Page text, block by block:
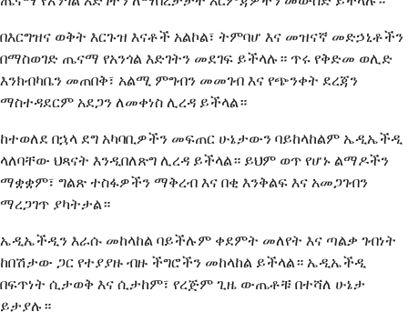
በእርግዝና ወቅት እርጉዝ እናቶች አልኮል፣ ትምባሆ እና መዝናኛ መድኃኒቶችን
በማስወገድ ጤናማ የአንጎል እድገትን መደገፍ ይችላሉ። ጥሩ የቅድመ ወሊድ
እንክብካቤን መጠበቅ፣ አልሚ ምግብን መመገብ እና የጭንቀት ደረጃን
ማስተዳደርም አደጋን ለመቀነስ ሊረዳ ይችላል።
ከተወለደ በኋላ ደግ አካባቢዎችን መፍጠር ሁኔታውን ባይከላከልም ኤዲኤችዲ
ላለባቸው ህጻናት እንዲበለጽግ ሊረዳ ይችላል። ይህም ወጥ የሆኑ ልማዶችን
ማቋቋም፣ ግልጽ ተስፋዎችን ማቅረብ እና በቂ እንቅልፍ እና አመጋገብን
ማረጋገጥ ያካትታል።
ኤዲኤችዲን እራሱ መከላከል ባይችሉም ቀደምት መለየት እና ጣልቃ ገብነት
ከበሽታው ጋር የተያያዙ ብዙ ችግሮችን መከላከል ይችላል። ኤዲኤችዲ
በፍጥነት ሲታወቅ እና ሲታከም፣ የረጅም ጊዜ ውጤቶቹ በተሻለ ሁኔታ
ይታያሉ።